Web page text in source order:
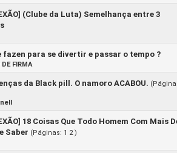
(Clube da Luta) Semelhança entre 3
- 5 de 5 em média
1
fazen para se divertir e passar o tempo ?
DE FIRMA
5 em média
1 2 34 5
da Black pill. O namoro ACABOU.
5 em média
2
18 Coisas Que Todo Homem Com Mais
Saber (Páginas: 1 2 )
- 4 de 5 em média
12345